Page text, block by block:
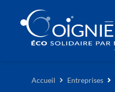
Accueil Entreprises